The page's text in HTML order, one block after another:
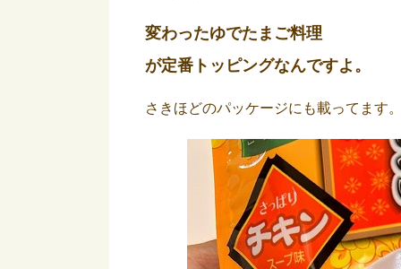
変わったゆでたまご料理
が定番トッピングなんですよ。
さきほどのパッケージにも載ってます